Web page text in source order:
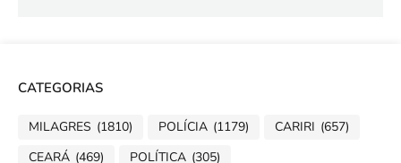
CATEGORIAS
MILAGRES (1810) POLÍCIA (1179) CARIRI (657)
CEARÁ (469) POLÍTICA (305)